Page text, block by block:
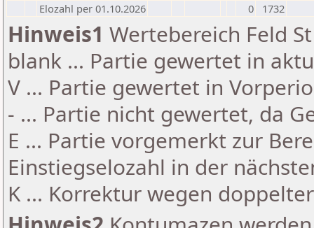
Elozahl per 01.10.2026
0 1732
Hinweis1 Wertebereich Feld
blank ... Partie gewertet in
V ... Partie gewertet in
- ... Partie nicht gewertet, da
E ... Partie vorgemerkt zur
Einstiegselozahl in der
K ... Korrektur wegen